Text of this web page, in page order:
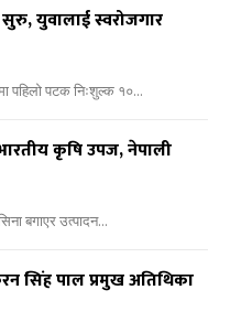
सुरु, युवालाई स्वरोजगार
पहिलो पटक निःशुल्क १०...
कृषि उपज, नेपाली
बगाएर उत्पादन...
सिंह पाल प्रमुख अतिथिका